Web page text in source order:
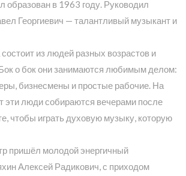
образован в 1963 году. Руководил
Георгиевич — талантливый музыкант и
из людей разных возрастов и
о бок они занимаются любимым делом:
бизнесмены и простые рабочие. На
эти люди собираются вечерами после
чтобы играть духовую музыку, которую
пришёл молодой энергичный
Алексей Радикович, с приходом